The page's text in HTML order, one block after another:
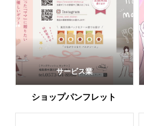
サービス業
ショップパンフレット